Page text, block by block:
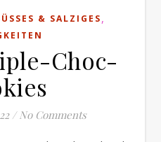
& SALZIGES ,
Choc-
/ No Comments